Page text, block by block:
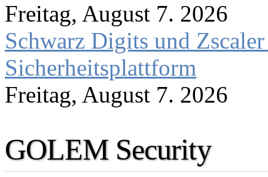
Freitag, August 7. 2026
Schwarz Digits und
Sicherheitsplattform
Freitag, August 7. 2026
GOLEM Security